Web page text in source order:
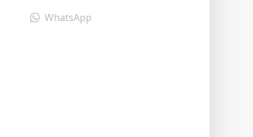
WhatsApp